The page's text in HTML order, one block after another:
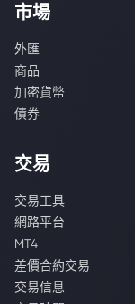
市場
外匯
商品
加密貨幣
債券
交易
交易工具
網路平台
MT4
差價合約交易
交易信息